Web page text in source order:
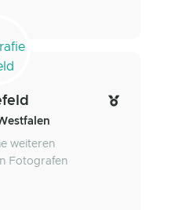
weiteren
Fotografen